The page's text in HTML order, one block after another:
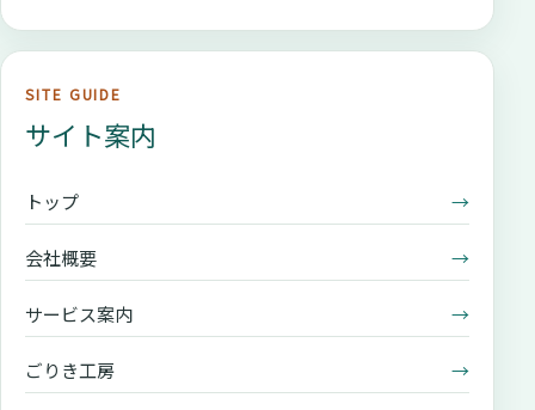
SITE GUIDE
サイト案内
トップ →
会社概要 →
サービス案内 →
ごりき工房 →